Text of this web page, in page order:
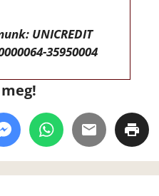
UNICREDIT
35950004